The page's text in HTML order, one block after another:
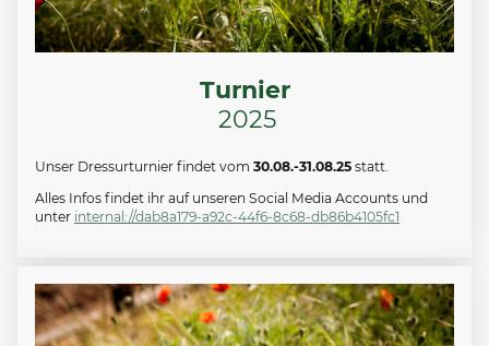
Turnier
2025
Unser Dressurturnier findet vom 30.08.-31.08.25 statt.
Alles Infos findet ihr auf unseren Social Media Accounts und
unter internal://dab8a179-a92c-44f6-8c68-db86b4105fc1